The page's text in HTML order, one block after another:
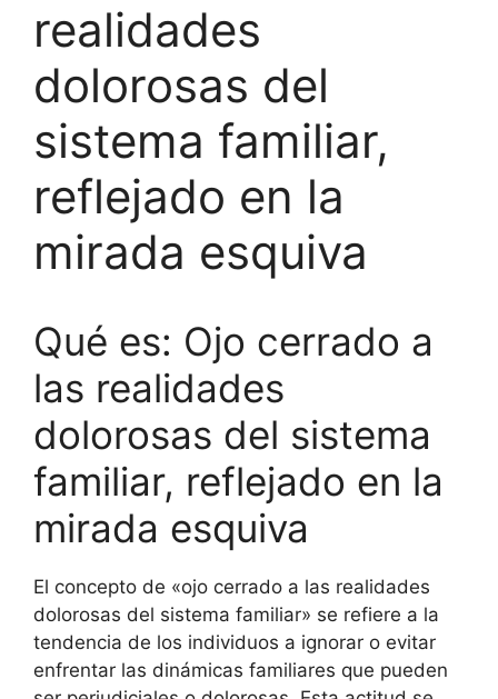
realidades
dolorosas del
sistema familiar,
reflejado en la
mirada esquiva
Qué es: Ojo cerrado a
las realidades
dolorosas del sistema
familiar, reflejado en la
mirada esquiva
El concepto de «ojo cerrado a las realidades
dolorosas del sistema familiar» se refiere a la
tendencia de los individuos a ignorar o evitar
enfrentar las dinámicas familiares que pueden